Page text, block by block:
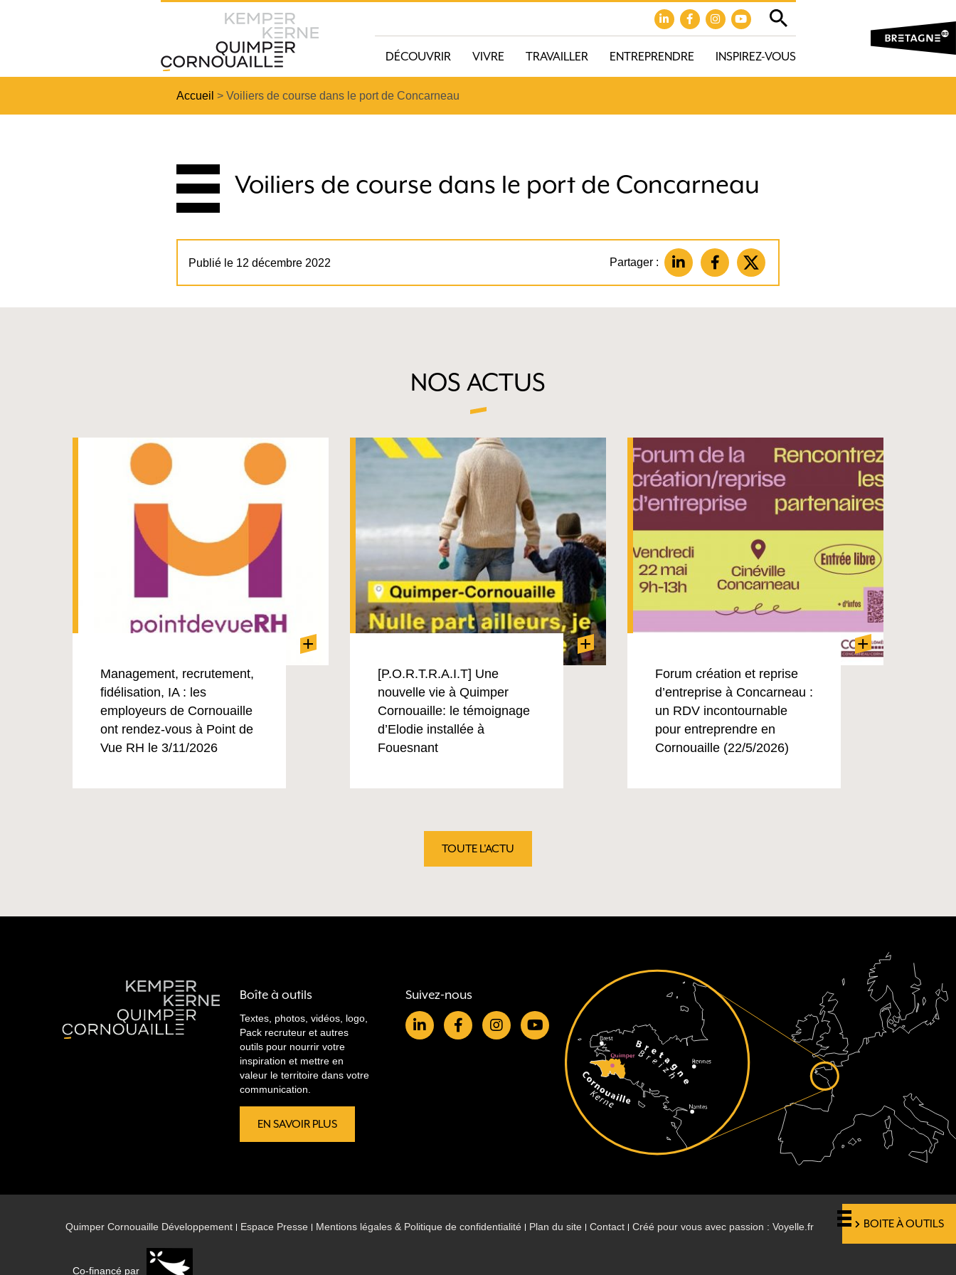
DÉCOUVRIR VIVRE TRAVAILLER ENTREPRENDRE INSPIREZ-VOUS
Accueil >Voiliers de course dans le port de Concarneau
Voiliers de course dans le port de Concarneau
Publié le 12 décembre 2022 Partager :
NOS ACTUS
+
Management, recrutement,
fidélisation, IA : les
employeurs de Cornouaille
ont rendez-vous à Point de
Vue RH le 3/11/2026
+
[P.O.R.T.R.A.I.T] Une
nouvelle vie à Quimper
Cornouaille: le témoignage
d’Elodie installée à
Fouesnant
+
Forum création et reprise
d’entreprise à Concarneau :
un RDV incontournable
pour entreprendre en
Cornouaille (22/5/2026)
TOUTE L'ACTU
BOITE À OUTILS
Boîte à outils
Textes, photos, vidéos, logo,
Pack recruteur et autres
outils pour nourrir votre
inspiration et mettre en
valeur le territoire dans votre
communication.
EN SAVOIR PLUS
Suivez-nous
Quimper Cornouaille Développement Espace Presse Mentions légales & Politique de confidentialité Plan du site Contact Créé pour vous avec passion : Voyelle.fr
Co-financé par